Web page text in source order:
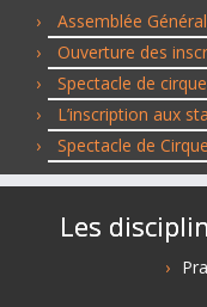
Assemblée
Ouverture des
Spectacle de
L’inscription aux
Spectacle de
Les